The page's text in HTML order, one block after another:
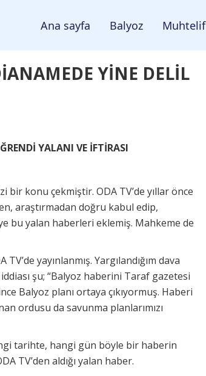
Ana sayfa Balyoz Muhtelif
YİNE DELİL
YALANI VE İFTİRASI
konu çekmiştir. ODA TV’de yıllar önce
araştırmadan doğru kabul edip,
bu yalan haberleri eklemiş. Mahkeme de
yayınlanmış. Yargılandığım dava
şu; “Balyoz haberini Taraf gazetesi
Balyoz planı ortaya çıkıyormuş. Haberi
ordusu da savunma planlarımızı
tarihte, hangi gün böyle bir haberin
TV’den aldığı yalan haber.